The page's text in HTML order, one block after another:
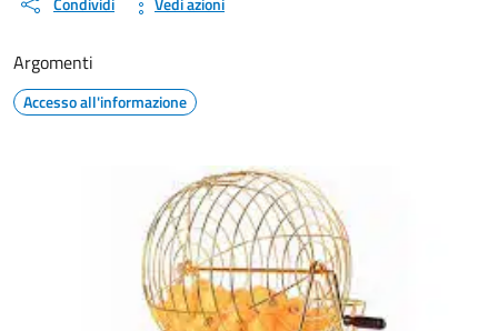
Argomenti
Accesso all'informazione